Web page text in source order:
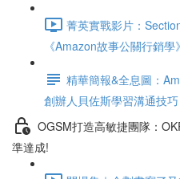
菁英實戰影片：
《Amazon故事公關行銷
精華簡報&全息圖：
創辦人貝佐斯學習溝通技
OGSM打造高敏捷團隊：
準達成!